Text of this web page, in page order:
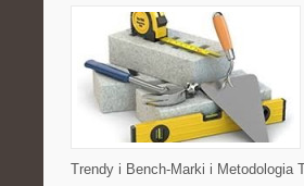
Trendy i Bench-Marki i Metodologia